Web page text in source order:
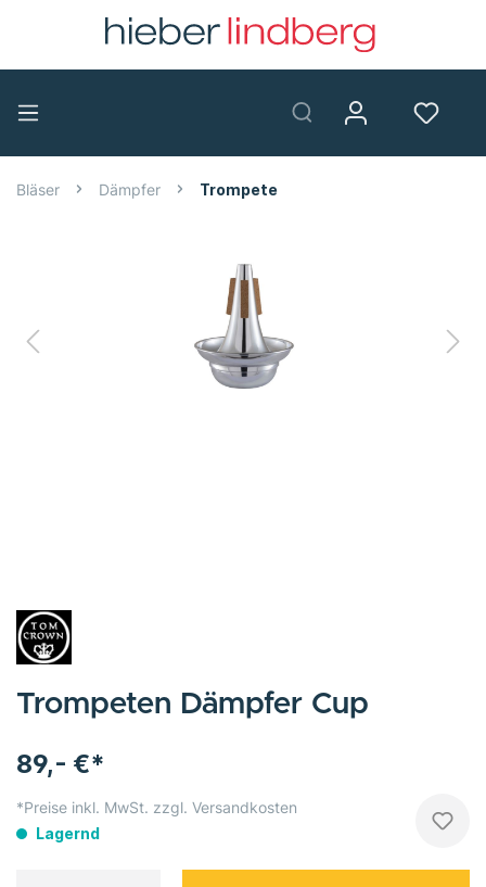
Bläser Dämpfer Trompete
89,- €*
*Preise inkl. MwSt. zzgl. Versandkosten
Lagernd
Trompeten Dämpfer Cup